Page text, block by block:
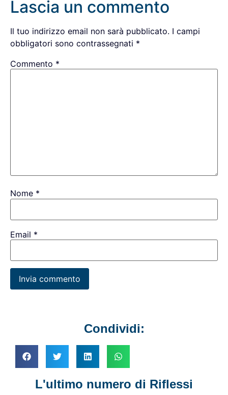
Lascia un commento
Il tuo indirizzo email non sarà pubblicato. I campi
obbligatori sono contrassegnati *
Commento *
Nome *
Email *
Condividi:
L'ultimo numero di Riflessi